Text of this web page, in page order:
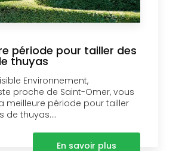
période pour tailler des
thuyas
Environnement,
proche de Saint-Omer, vous
meilleure période pour tailler
de thuyas....
En savoir plus